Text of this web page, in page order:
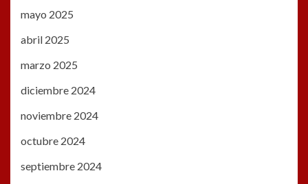
mayo 2025
abril 2025
marzo 2025
diciembre 2024
noviembre 2024
octubre 2024
septiembre 2024